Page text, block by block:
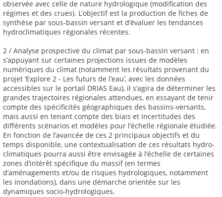
observée avec celle de nature hydrologique (modification des
régimes et des crues). L’objectif est la production de fiches de
synthèse par sous-bassin versant et d’évaluer les tendances
hydroclimatiques régionales récentes.
2 / Analyse prospective du climat par sous-bassin versant : en
s’appuyant sur certaines projections issues de modèles
numériques du climat (notamment les résultats provenant du
projet ‘Explore 2 - Les futurs de l’eau’, avec les données
accessibles sur le portail DRIAS Eau), il s’agira de déterminer les
grandes trajectoires régionales attendues, en essayant de tenir
compte des spécificités géographiques des bassins-versants,
mais aussi en tenant compte des biais et incertitudes des
différents scénarios et modèles pour l’échelle régionale étudiée.
En fonction de l’avancée de ces 2 principaux objectifs et du
temps disponible, une contextualisation de ces résultats hydro-
climatiques pourra aussi être envisagée à l’échelle de certaines
zones d’intérêt spécifique du massif (en termes
d’aménagements et/ou de risques hydrologiques, notamment
les inondations), dans une démarche orientée sur les
dynamiques socio-hydrologiques.